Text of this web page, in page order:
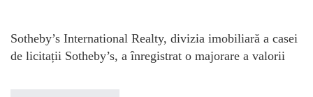
Sotheby’s International Realty, divizia imobiliară a casei
de licitații Sotheby’s, a înregistrat o majorare a valorii